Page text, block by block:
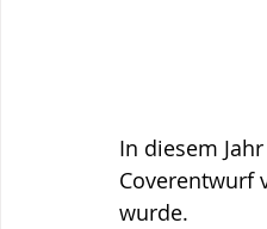
In diesem
Coverentwurf
wurde.